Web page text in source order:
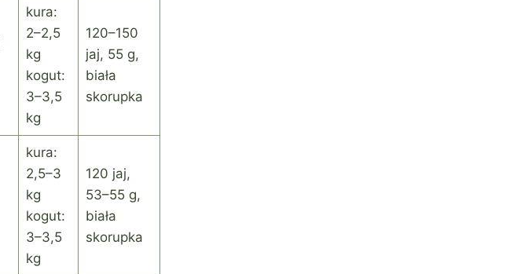
kura:
2–2,5
kg
kogut:
3–3,5
kg
120–150
jaj, 55 g,
biała
skorupka
kura:
2,5–3
kg
kogut:
3–3,5
kg
120 jaj,
53–55 g,
biała
skorupka